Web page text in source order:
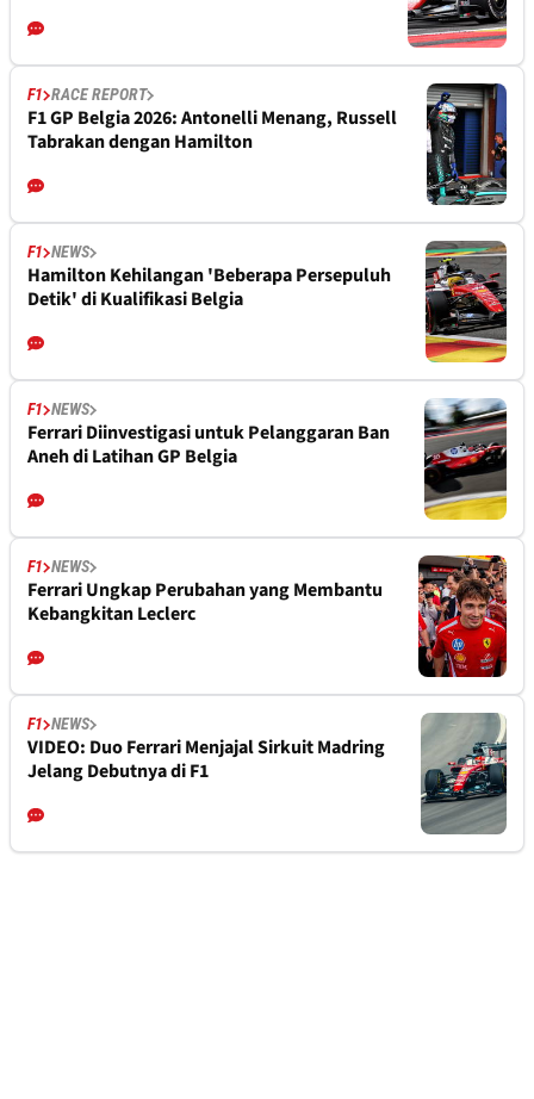
F1 RACE REPORT
F1 GP Belgia 2026: Antonelli Menang, Russell
Tabrakan dengan Hamilton
F1 NEWS
Hamilton Kehilangan 'Beberapa Persepuluh
Detik' di Kualifikasi Belgia
F1 NEWS
Ferrari Diinvestigasi untuk Pelanggaran Ban
Aneh di Latihan GP Belgia
F1 NEWS
Ferrari Ungkap Perubahan yang Membantu
Kebangkitan Leclerc
F1 NEWS
VIDEO: Duo Ferrari Menjajal Sirkuit Madring
Jelang Debutnya di F1